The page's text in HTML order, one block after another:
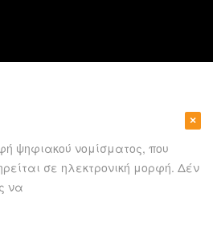
ψηφιακού νομίσματος, που
σε ηλεκτρονική μορφή. Δέν
να